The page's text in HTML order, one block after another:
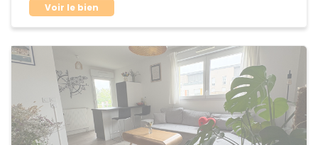
Voir le bien